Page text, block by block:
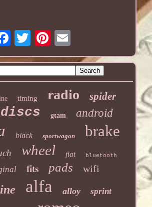
timing radio spider
discs gtam android
black sportwagon brake
wheel fiat bluetooth
fits pads wifi
alfa alloy sprint